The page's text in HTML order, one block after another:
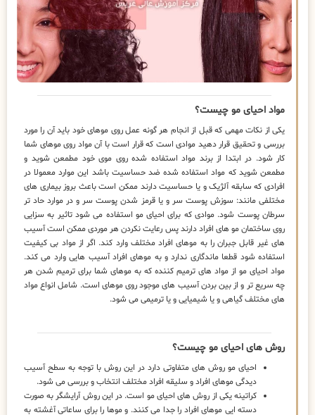
مواد احیای مو چیست؟
یکی از نکات مهمی که قبل از انجام هر گونه عمل روی موهای خود باید آن را مورد
بررسی و تحقیق قرار دهید موادی است که قرار است با آن مواد روی موهای شما
کار شود. در ابتدا از برند مواد استفاده شده روی موی خود مطمعن شوید و
مطمعن شوید که مواد استفاده شده ضد حساسیت باشد این موارد معمولا در
افرادی که سابقه آلژیک و یا حساسیت دارند ممکن است باعث بروز بیماری های
مختلفی مانند: سوزش پوست سر و یا قرمز شدن پوست سر و در موارد حاد تر
سرطان پوست شود. موادی که برای احیای مو استفاده می شود تاثیر به سزایی
روی ساختمان مو های افراد دارند پس رعایت نکردن هر موردی ممکن است آسیب
های غیر قابل جبران را به موهای افراد مختلف وارد کند. اگر از مواد بی کیفیت
استفاده شود قطعا ماندگاری ندارد و به موهای افراد آسیب هایی وارد می کند.
مواد احیای مو از مواد های ترمیم کننده که به موهای شما برای ترمیم شدن هر
چه سریع تر و از بین بردن آسیب های موجود روی موهای است. شامل انواع مواد
های مختلف گیاهی و یا شیمیایی و یا ترمیمی می شود.
روش های احیای مو چیست؟
احیای مو روش های متفاوتی دارد در این روش با توجه به سطح آسیب
دیدگی موهای افراد و سلیقه افراد مختلف انتخاب و بررسی می شود.
کراتینه یکی از روش های احیای مو است. در این روش آرایشگر به صورت
دسته ایی موهای افراد را جدا می کنند. و موها را برای ساعاتی آغشته به